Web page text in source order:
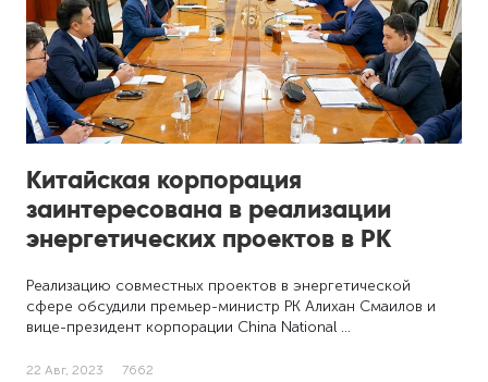
Китайская корпорация
заинтересована в реализации
энергетических проектов в РК
Реализацию совместных проектов в энергетической
сфере обсудили премьер-министр РК Алихан Смаилов и
вице-президент корпорации China National …
22 Авг, 2023 7662